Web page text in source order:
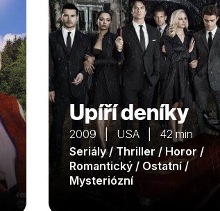
Upíří deníky
2009 | USA | 42 min
Seriály / Thriller / Horor /
Romantický / Ostatní /
Mysteriózní